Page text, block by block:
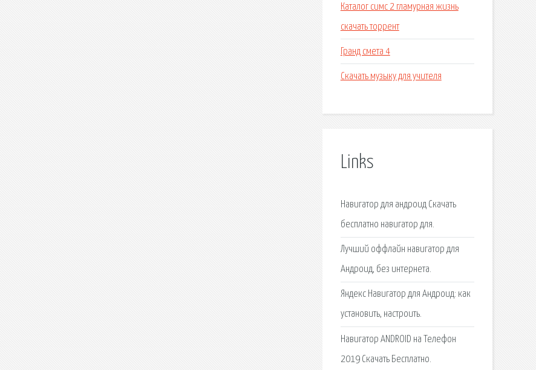
Каталог симс 2 гламурная жизнь
скачать торрент
Гранд смета 4
Скачать музыку для учителя
Links
Навигатор для андроид Скачать
бесплатно навигатор для.
Лучший оффлайн навигатор для
Андроид, без интернета.
Яндекс Навигатор для Андроид: как
установить, настроить.
Навигатор ANDROID на Телефон
2019 Скачать Бесплатно.